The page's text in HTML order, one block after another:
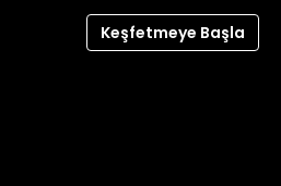
Keşfetmeye Başla